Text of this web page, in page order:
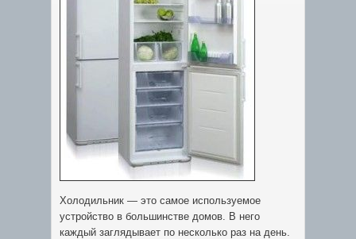
Холодильник — это самое используемое
устройство в большинстве домов. В него
каждый заглядывает по несколько раз на день.